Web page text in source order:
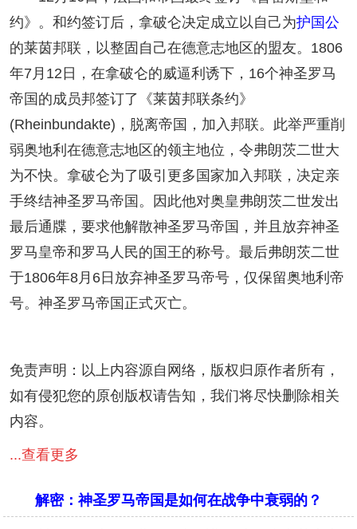
约》。和约签订后，拿破仑决定成立以自己为护国公
的莱茵邦联，以整固自己在德意志地区的盟友。1806
年7月12日，在拿破仑的威逼利诱下，16个神圣罗马
帝国的成员邦签订了《莱茵邦联条约》
(Rheinbundakte)，脱离帝国，加入邦联。此举严重削
弱奥地利在德意志地区的领主地位，令弗朗茨二世大
为不快。拿破仑为了吸引更多国家加入邦联，决定亲
手终结神圣罗马帝国。因此他对奥皇弗朗茨二世发出
最后通牒，要求他解散神圣罗马帝国，并且放弃神圣
罗马皇帝和罗马人民的国王的称号。最后弗朗茨二世
于1806年8月6日放弃神圣罗马帝号，仅保留奥地利帝
号。神圣罗马帝国正式灭亡。
免责声明：以上内容源自网络，版权归原作者所有，
如有侵犯您的原创版权请告知，我们将尽快删除相关
内容。
...查看更多
解密：神圣罗马帝国是如何在战争中衰弱的？